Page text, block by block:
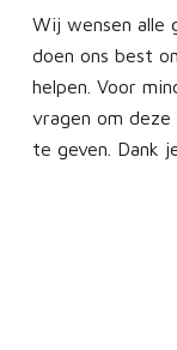
Wij wensen alle
doen ons best
helpen. Voor
vragen om deze
te geven. Dank